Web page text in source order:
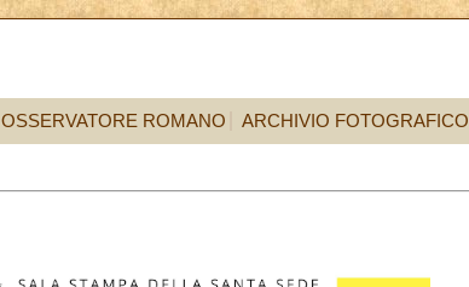
OSSERVATORE ROMANO ARCHIVIO FOTOGRAFICO